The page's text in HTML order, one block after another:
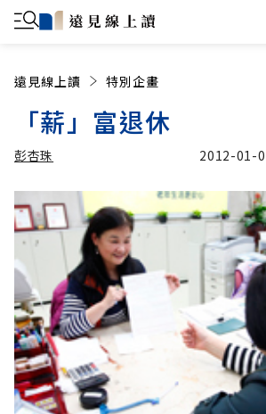
遠見線上讀 特別企畫
「薪」富退休
彭杏珠
彭杏珠 加入追蹤
2012-01-